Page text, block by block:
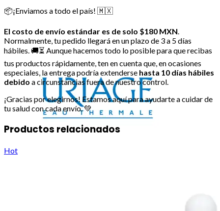
📦¡Enviamos a todo el país! 🇲🇽
El costo de envío estándar es de solo $180 MXN.
Normalmente, tu pedido llegará en un plazo de 3 a 5 días
hábiles. 🚚⏳ Aunque hacemos todo lo posible para que recibas
tus productos rápidamente, ten en cuenta que, en ocasiones
especiales, la entrega podría extenderse hasta 10 días hábiles
debido a circunstancias fuera de nuestro control.
¡Gracias por elegirnos! Estamos aquí para ayudarte a cuidar de
tu salud con cada envío. 💚
Productos relacionados
Hot